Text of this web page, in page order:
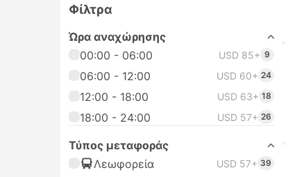
Φίλτρα
Ώρα αναχώρησης
00:00 - 06:00
USD 85+ 9
06:00 - 12:00 USD 60+ 24
12:00 - 18:00 USD 63+ 18
18:00 - 24:00 USD 57+ 26
Τύπος μεταφοράς
Λεωφορεία
USD 57+ 39